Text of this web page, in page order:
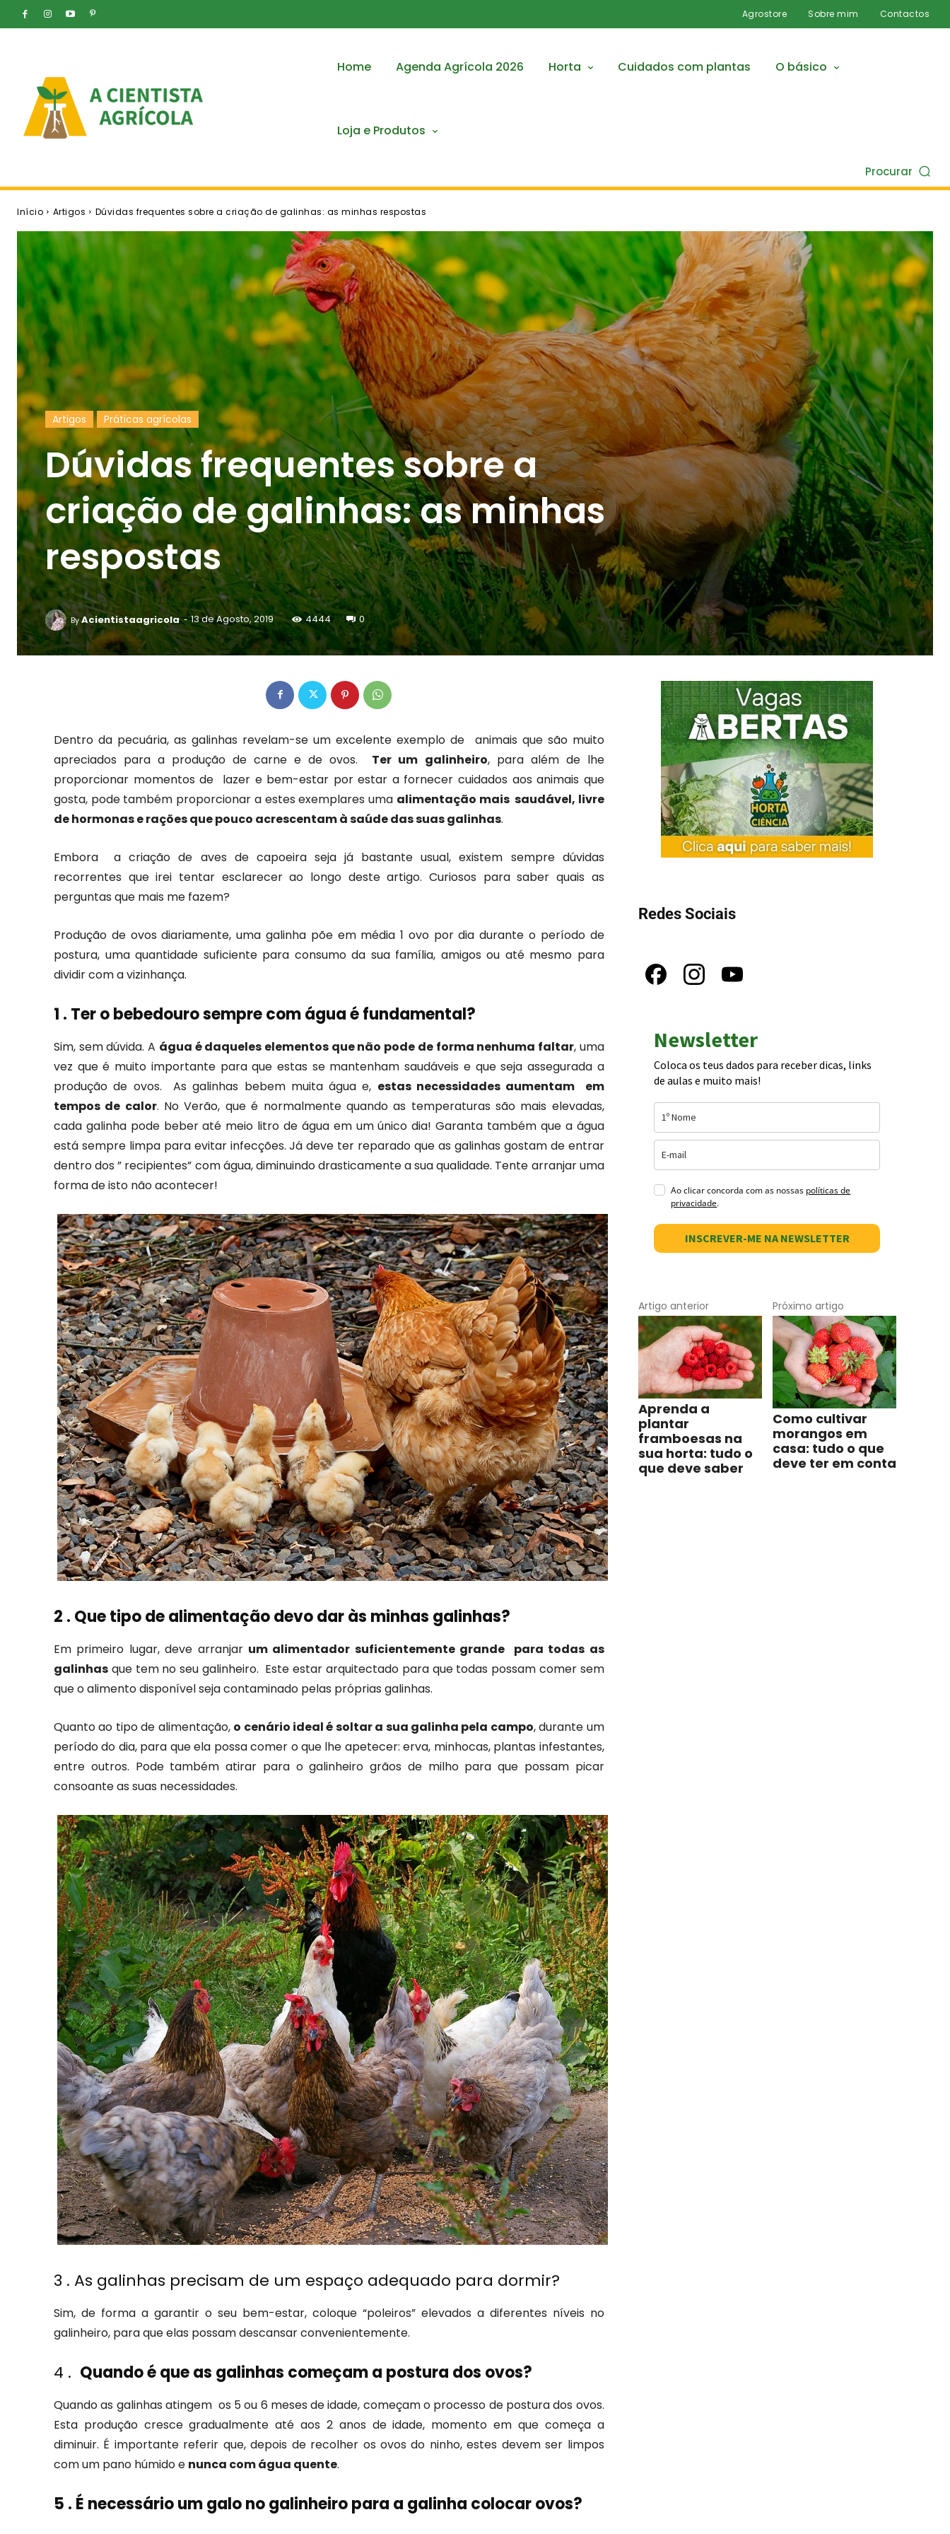
Agrostore Sobre mim Contactos
Home Agenda Agrícola 2026 Horta Cuidados com plantas O básico
Loja e Produtos
Procurar
Início Artigos Dúvidas frequentes sobre a criação de galinhas: as minhas respostas
Artigos Práticas agrícolas
Dúvidas frequentes sobre a
criação de galinhas: as minhas
respostas
ByAcientistaagricola - 13 de Agosto, 2019 4444 0
Dentro da pecuária, as galinhas revelam-se um excelente exemplo de animais que são muito
apreciados para a produção de carne e de ovos. Ter um galinheiro, para além de lhe
proporcionar momentos de lazer e bem-estar por estar a fornecer cuidados aos animais que
gosta, pode também proporcionar a estes exemplares uma alimentação mais saudável, livre
de hormonas e rações que pouco acrescentam à saúde das suas galinhas.
Embora a criação de aves de capoeira seja já bastante usual, existem sempre dúvidas
recorrentes que irei tentar esclarecer ao longo deste artigo. Curiosos para saber quais as
perguntas que mais me fazem?
Produção de ovos diariamente, uma galinha põe em média 1 ovo por dia durante o período de
postura, uma quantidade suficiente para consumo da sua família, amigos ou até mesmo para
dividir com a vizinhança.
1 . Ter o bebedouro sempre com água é fundamental?
Sim, sem dúvida. A água é daqueles elementos que não pode de forma nenhuma faltar, uma
vez que é muito importante para que estas se mantenham saudáveis e que seja assegurada a
produção de ovos. As galinhas bebem muita água e, estas necessidades aumentam em
tempos de calor. No Verão, que é normalmente quando as temperaturas são mais elevadas,
cada galinha pode beber até meio litro de água em um único dia! Garanta também que a água
está sempre limpa para evitar infecções. Já deve ter reparado que as galinhas gostam de entrar
dentro dos ” recipientes” com água, diminuindo drasticamente a sua qualidade. Tente arranjar uma
forma de isto não acontecer!
2 . Que tipo de alimentação devo dar às minhas galinhas?
Em primeiro lugar, deve arranjar um alimentador suficientemente grande para todas as
galinhas que tem no seu galinheiro. Este estar arquitectado para que todas possam comer sem
que o alimento disponível seja contaminado pelas próprias galinhas.
Quanto ao tipo de alimentação, o cenário ideal é soltar a sua galinha pela campo, durante um
período do dia, para que ela possa comer o que lhe apetecer: erva, minhocas, plantas infestantes,
entre outros. Pode também atirar para o galinheiro grãos de milho para que possam picar
consoante as suas necessidades.
3 . As galinhas precisam de um espaço adequado para dormir?
Sim, de forma a garantir o seu bem-estar, coloque “poleiros” elevados a diferentes níveis no
galinheiro, para que elas possam descansar convenientemente.
4 . Quando é que as galinhas começam a postura dos ovos?
Quando as galinhas atingem os 5 ou 6 meses de idade, começam o processo de postura dos ovos.
Esta produção cresce gradualmente até aos 2 anos de idade, momento em que começa a
diminuir. É importante referir que, depois de recolher os ovos do ninho, estes devem ser limpos
com um pano húmido e nunca com água quente.
5 . É necessário um galo no galinheiro para a galinha colocar ovos?
Redes Sociais
Newsletter
Coloca os teus dados para receber dicas, links
de aulas e muito mais!
Ao clicar concorda com as nossas políticas de
privacidade.
INSCREVER-ME NA NEWSLETTER
Artigo anterior
Aprenda a
plantar
framboesas na
sua horta: tudo o
que deve saber
Próximo artigo
Como cultivar
morangos em
casa: tudo o que
deve ter em conta